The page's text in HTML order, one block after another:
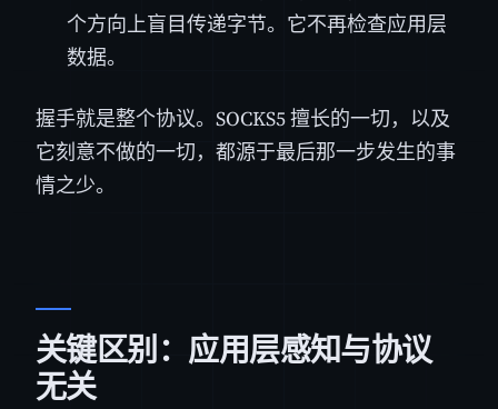
个方向上盲目传递字节。它不再检查应用层
数据。
握手就是整个协议。SOCKS5 擅长的一切，以及
它刻意不做的一切，都源于最后那一步发生的事
情之少。
关键区别：应用层感知与协议
无关